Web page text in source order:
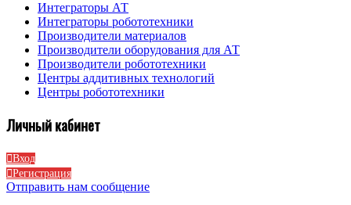
Интеграторы АТ
Интеграторы робототехники
Производители материалов
Производители оборудования для АТ
Производители робототехники
Центры аддитивных технологий
Центры робототехники
Личный кабинет
Вход
Регистрация
Отправить нам сообщение